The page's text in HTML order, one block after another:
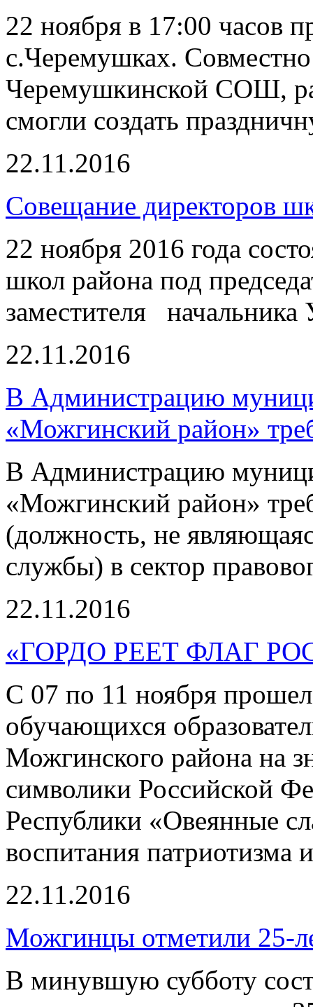
22 ноября в 17:00 часов
с.Черемушках.
Черемушкинской СОШ,
смогли создать
22.11.2016
Совещание директоров
22 ноября 2016 года
школ района под
заместителя начальника
22.11.2016
В Администрацию
«Можгинский район»
В Администрацию
«Можгинский район»
(должность, не
службы) в сектор
22.11.2016
«ГОРДО РЕЕТ ФЛАГ
С 07 по 11 ноября
обучающихся
Можгинского района на
символики Российской
Республики «Овеянные
воспитания патриотизма
22.11.2016
Можгинцы отметили 25-
В минувшую субботу